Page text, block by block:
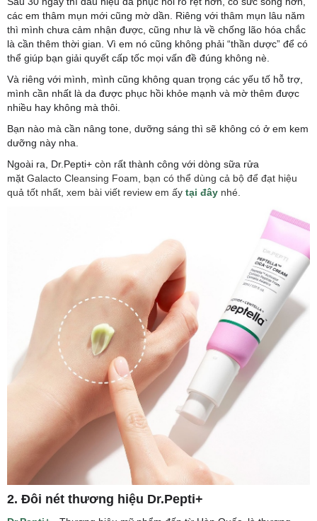
các em thâm mụn mới cũng mờ dần. Riêng với thâm mụn lâu năm
thì mình chưa cảm nhận được, cũng như là về chống lão hóa chắc
là cần thêm thời gian. Vì em nó cũng không phải “thần dược” để có
thể giúp bạn giải quyết cấp tốc mọi vấn đề đúng không nè.
Và riêng với mình, mình cũng không quan trọng các yếu tố hỗ trợ,
mình cần nhất là da được phục hồi khỏe mạnh và mờ thêm được
nhiều hay không mà thôi.
Bạn nào mà cần nâng tone, dưỡng sáng thì sẽ không có ở em kem
dưỡng này nha.
Ngoài ra, Dr.Pepti+ còn rất thành công với dòng sữa rửa
mặt Galacto Cleansing Foam, bạn có thể dùng cả bộ để đạt hiệu
quả tốt nhất, xem bài viết review em ấy tại đây nhé.
2. Đôi nét thương hiệu Dr.Pepti+